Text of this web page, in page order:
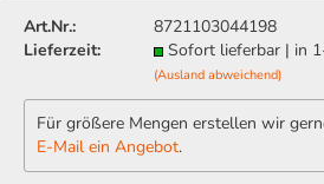
Art.Nr.:
8721103044198
Lieferzeit:
Sofort lieferbar | in
(Ausland abweichend)
Für größere Mengen erstellen wir
E-Mail ein Angebot.